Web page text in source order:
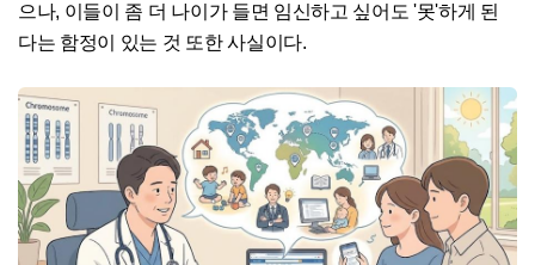
으나, 이들이 좀 더 나이가 들면 임신하고 싶어도 '못'하게 된
다는 함정이 있는 것 또한 사실이다.